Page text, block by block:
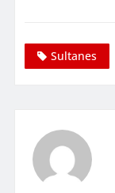
Sultanes